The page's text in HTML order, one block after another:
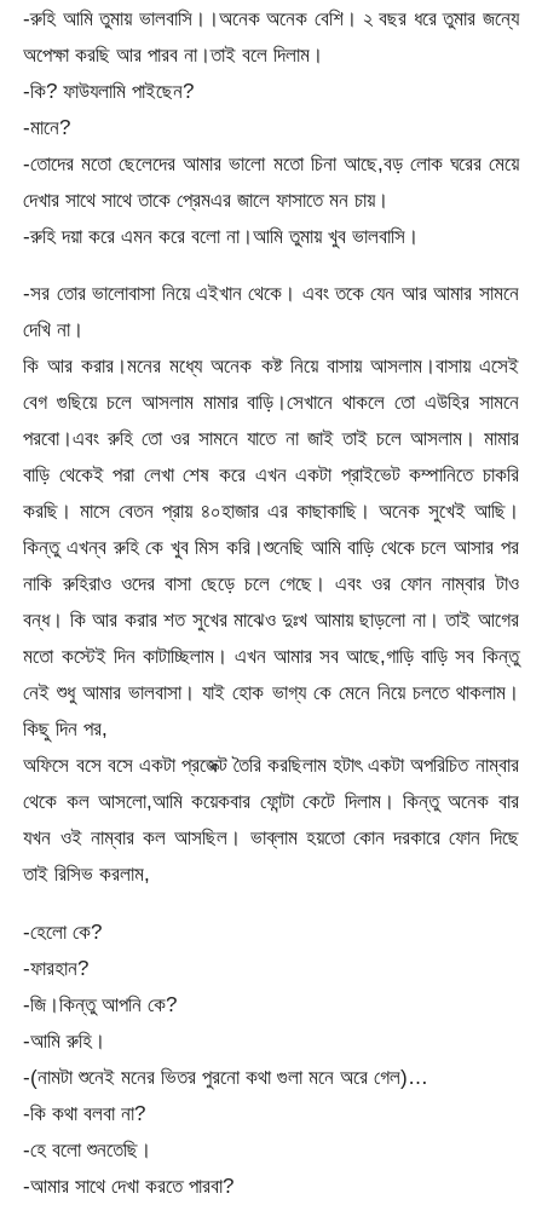
-রুহি আমি তুমায় ভালবাসি।।অনেক অনেক বেশি। ২ বছর ধরে তুমার জন্যে
অপেক্ষা করছি আর পারব না।তাই বলে দিলাম।
-কি? ফাউযলামি পাইছেন?
-মানে?
-তোদের মতো ছেলেদের আমার ভালো মতো চিনা আছে,বড় লোক ঘরের মেয়ে
দেখার সাথে সাথে তাকে প্রেমএর জালে ফাসাতে মন চায়।
-রুহি দয়া করে এমন করে বলো না।আমি তুমায় খুব ভালবাসি।
-সর তোর ভালোবাসা নিয়ে এইখান থেকে। এবং তকে যেন আর আমার সামনে
দেখি না।
কি আর করার।মনের মধ্যে অনেক কষ্ট নিয়ে বাসায় আসলাম।বাসায় এসেই
বেগ গুছিয়ে চলে আসলাম মামার বাড়ি।সেখানে থাকলে তো এউহির সামনে
পরবো।এবং রুহি তো ওর সামনে যাতে না জাই তাই চলে আসলাম। মামার
বাড়ি থেকেই পরা লেখা শেষ করে এখন একটা প্রাইভেট কম্পানিতে চাকরি
করছি। মাসে বেতন প্রায় ৪০হাজার এর কাছাকাছি। অনেক সুখেই আছি।
কিন্তু এখন্ব রুহি কে খুব মিস করি।শুনেছি আমি বাড়ি থেকে চলে আসার পর
নাকি রুহিরাও ওদের বাসা ছেড়ে চলে গেছে। এবং ওর ফোন নাম্বার টাও
বন্ধ। কি আর করার শত সুখের মাঝেও দুঃখ আমায় ছাড়লো না। তাই আগের
মতো কস্টেই দিন কাটাচ্ছিলাম। এখন আমার সব আছে,গাড়ি বাড়ি সব কিন্তু
নেই শুধু আমার ভালবাসা। যাই হোক ভাগ্য কে মেনে নিয়ে চলতে থাকলাম।
কিছু দিন পর,
অফিসে বসে বসে একটা প্রজেক্ট তৈরি করছিলাম হটাৎ একটা অপরিচিত নাম্বার
থেকে কল আসলো,আমি কয়েকবার ফোন্টা কেটে দিলাম। কিন্তু অনেক বার
যখন ওই নাম্বার কল আসছিল। ভাব্লাম হয়তো কোন দরকারে ফোন দিছে
তাই রিসিভ করলাম,
-হেলো কে?
-ফারহান?
-জি।কিন্তু আপনি কে?
-আমি রুহি।
-(নামটা শুনেই মনের ভিতর পুরনো কথা গুলা মনে অরে গেল)…
-কি কথা বলবা না?
-হে বলো শুনতেছি।
-আমার সাথে দেখা করতে পারবা?